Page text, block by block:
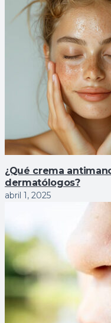
¿Qué crema
dermatólogos?
abril 1, 2025